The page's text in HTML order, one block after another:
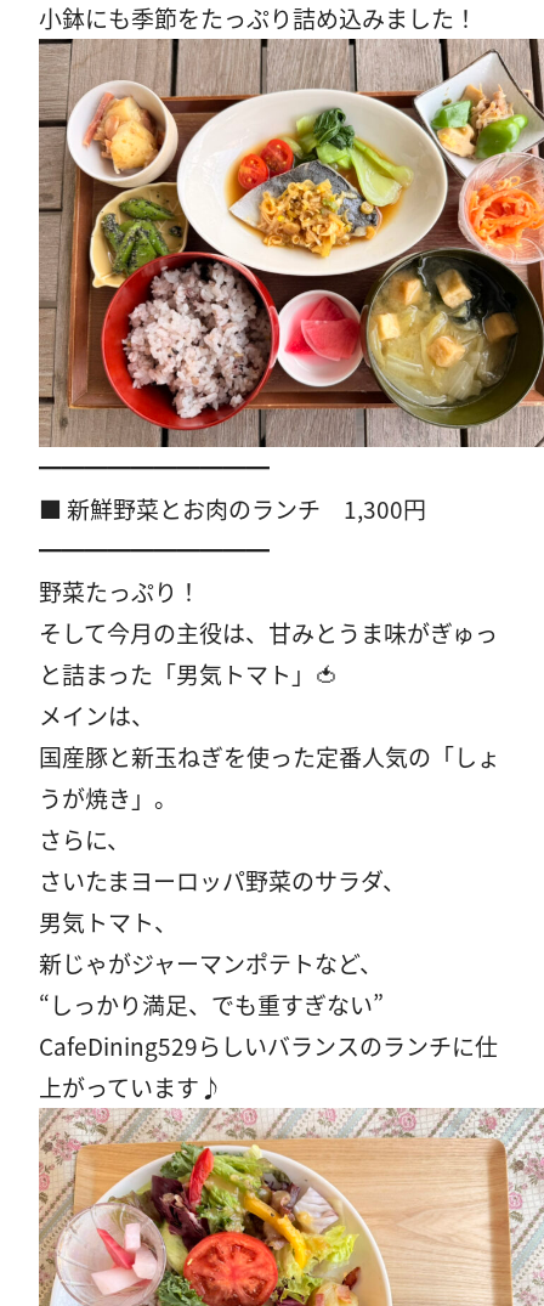
小鉢にも季節をたっぷり詰め込みました！
━━━━━━━━━━
■ 新鮮野菜とお肉のランチ 1,300円
━━━━━━━━━━
野菜たっぷり！
そして今月の主役は、甘みとうま味がぎゅっ
と詰まった「男気トマト」🍅
メインは、
国産豚と新玉ねぎを使った定番人気の「しょ
うが焼き」。
さらに、
さいたまヨーロッパ野菜のサラダ、
男気トマト、
新じゃがジャーマンポテトなど、
“しっかり満足、でも重すぎない”
CafeDining529らしいバランスのランチに仕
上がっています♪